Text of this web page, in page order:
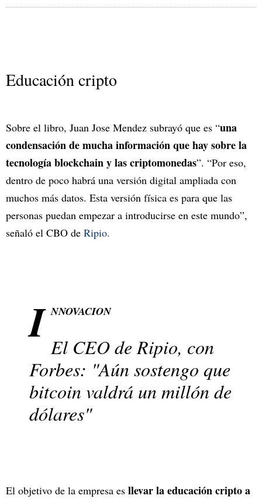
Educación cripto
Sobre el libro, Juan Jose Mendez subrayó que es “una
condensación de mucha información que hay sobre la
tecnología blockchain y las criptomonedas”. “Por eso,
dentro de poco habrá una versión digital ampliada con
muchos más datos. Esta versión física es para que las
personas puedan empezar a introducirse en este mundo”,
señaló el CBO de Ripio.
I NNOVACION
El CEO de Ripio, con
Forbes: "Aún sostengo que
bitcoin valdrá un millón de
dólares"
El objetivo de la empresa es llevar la educación cripto a